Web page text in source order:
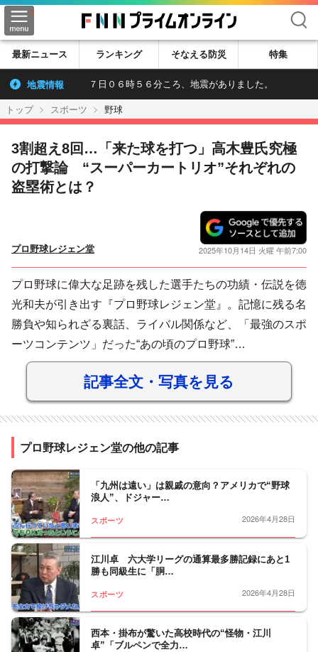
検索
最新ニュース ランキング そなえる防災 特集
地震情報 ７日０６時５６分ころ、地震がありました。
トップ スポーツ 野球
3割超え8回…「来た球を打つ」高木豊氏究極
の打撃論 “スーパーカートリオ”それぞれの
盗塁術とは？
プロ野球レジェン堂 2025年10月14日 火曜 午前7:00
プロ野球に偉大な足跡を残した選手たちの功績・伝説を徳
光和夫が引き出す『プロ野球レジェン堂』。記憶に残る名
勝負や知られざる裏話、ライバル関係など、「最強のスポ
ーツコンテンツ」だった“あの頃のプロ野球”…
記事全文・写真を見る
プロ野球レジェン堂の他の記事
「九州は遠い」は親戚の意向？アメリカで“野球
浪人”、ドジャー…
スポーツ 2026年4月28日
江川卓 六大学リーグの通算最多勝記録にあと1
勝も同級生に「胴…
スポーツ 2026年4月28日
西本・掛布が驚いた高校時代の“怪物・江川
卓”「ブルペンで全力…